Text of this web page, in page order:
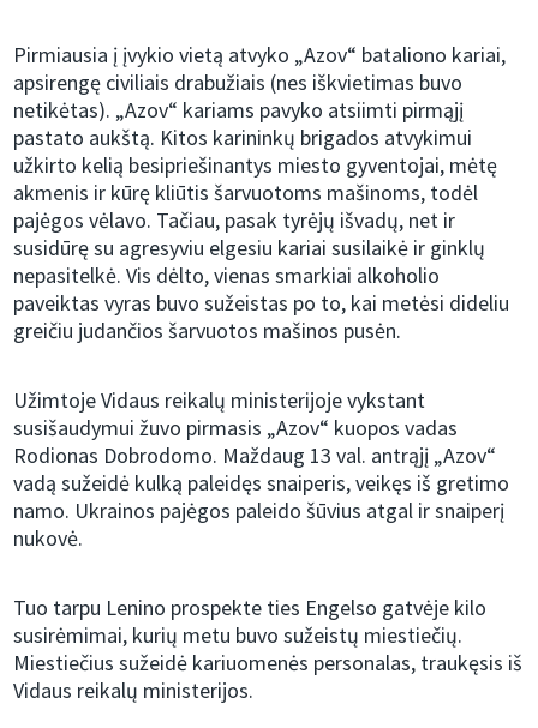
Pirmiausia į įvykio vietą atvyko „Azov“ bataliono kariai,
apsirengę civiliais drabužiais (nes iškvietimas buvo
netikėtas). „Azov“ kariams pavyko atsiimti pirmąjį
pastato aukštą. Kitos karininkų brigados atvykimui
užkirto kelią besipriešinantys miesto gyventojai, mėtę
akmenis ir kūrę kliūtis šarvuotoms mašinoms, todėl
pajėgos vėlavo. Tačiau, pasak tyrėjų išvadų, net ir
susidūrę su agresyviu elgesiu kariai susilaikė ir ginklų
nepasitelkė. Vis dėlto, vienas smarkiai alkoholio
paveiktas vyras buvo sužeistas po to, kai metėsi dideliu
greičiu judančios šarvuotos mašinos pusėn.
Užimtoje Vidaus reikalų ministerijoje vykstant
susišaudymui žuvo pirmasis „Azov“ kuopos vadas
Rodionas Dobrodomo. Maždaug 13 val. antrąjį „Azov“
vadą sužeidė kulką paleidęs snaiperis, veikęs iš gretimo
namo. Ukrainos pajėgos paleido šūvius atgal ir snaiperį
nukovė.
Tuo tarpu Lenino prospekte ties Engelso gatvėje kilo
susirėmimai, kurių metu buvo sužeistų miestiečių.
Miestiečius sužeidė kariuomenės personalas, traukęsis iš
Vidaus reikalų ministerijos.